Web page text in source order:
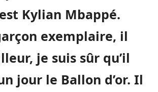
Kylian Mbappé.
exemplaire, il
je suis sûr qu’il
jour le Ballon d’or. Il